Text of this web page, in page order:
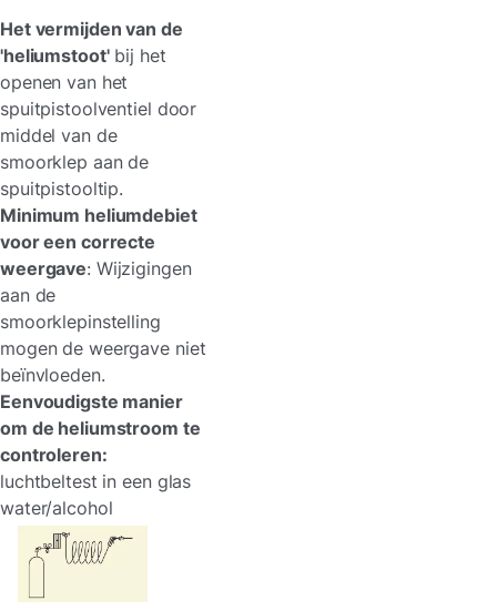
Het vermijden van de
'heliumstoot'bij het
openen van het
spuitpistoolventiel door
middel van de
smoorklep aan de
spuitpistooltip.
Minimum heliumdebiet
voor een correcte
weergave: Wijzigingen
aan de
smoorklepinstelling
mogen de weergave niet
beïnvloeden.
Eenvoudigste manier
om de heliumstroom te
controleren:
luchtbeltest in een glas
water/alcohol